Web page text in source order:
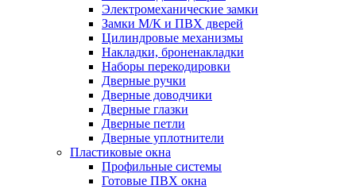
Электромеханические замки
Замки М/К и ПВХ дверей
Цилиндровые механизмы
Накладки, броненакладки
Наборы перекодировки
Дверные ручки
Дверные доводчики
Дверные глазки
Дверные петли
Дверные уплотнители
Пластиковые окна
Профильные системы
Готовые ПВХ окна